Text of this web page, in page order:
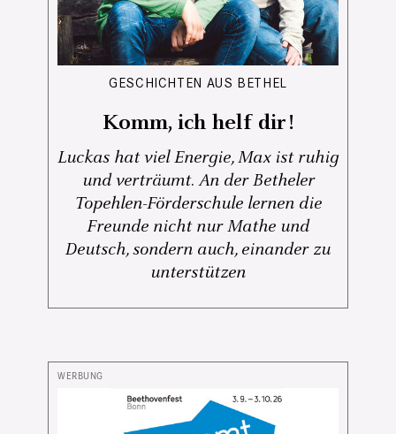
GESCHICHTEN AUS BETHEL
Komm, ich helf dir!
Luckas hat viel Energie, Max ist ruhig
und verträumt. An der Betheler
Topehlen-Förderschule lernen die
Freunde nicht nur Mathe und
Deutsch, sondern auch, einander zu
unterstützen